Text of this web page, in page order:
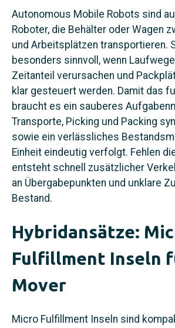
Autonomous Mobile Robots sind
Roboter, die Behälter oder Wagen
und Arbeitsplätzen transportieren.
besonders sinnvoll, wenn
Zeitanteil verursachen und
klar gesteuert werden. Damit das
braucht es ein sauberes
Transporte, Picking und Packing
sowie ein verlässliches
Einheit eindeutig verfolgt. Fehlen
entsteht schnell zusätzlicher
an Übergabepunkten und unklare
Bestand.
Hybridansätze:
Fulfillment Inseln
Mover
Micro Fulfillment Inseln sind